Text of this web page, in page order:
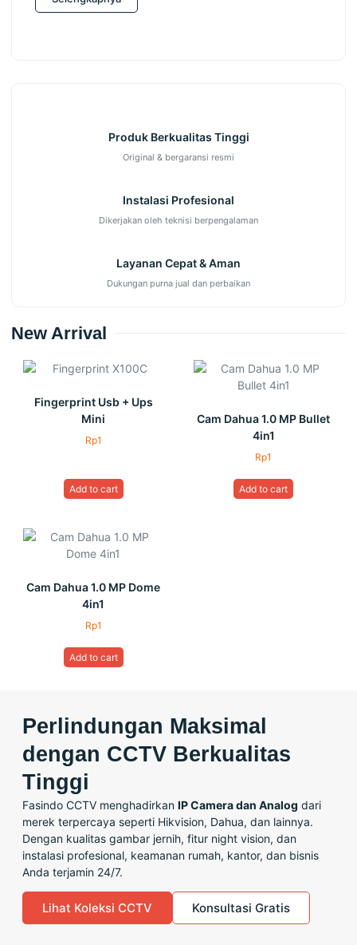
Produk Berkualitas Tinggi
Original & bergaransi resmi
Instalasi Profesional
Dikerjakan oleh teknisi berpengalaman
Layanan Cepat & Aman
Dukungan purna jual dan perbaikan
New Arrival
Fingerprint Usb + Ups
Mini
Rp1
Add to cart
Cam Dahua 1.0 MP Bullet
4in1
Rp1
Add to cart
Cam Dahua 1.0 MP Dome
4in1
Rp1
Add to cart
Perlindungan Maksimal
dengan CCTV Berkualitas
Tinggi
Fasindo CCTV menghadirkan IP Camera dan Analog dari
merek terpercaya seperti Hikvision, Dahua, dan lainnya.
Dengan kualitas gambar jernih, fitur night vision, dan
instalasi profesional, keamanan rumah, kantor, dan bisnis
Anda terjamin 24/7.
Lihat Koleksi CCTV Konsultasi Gratis